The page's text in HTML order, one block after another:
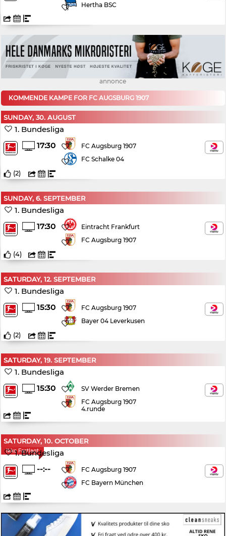
Hertha BSC
annonce
KOMMENDE KAMPE FOR FC AUGSBURG 1907
SUNDAY, 30. AUGUST
1. Bundesliga
17:30
FC Augsburg 1907
FC Schalke 04
(2)
SUNDAY, 6. SEPTEMBER
1. Bundesliga
17:30
Eintracht Frankfurt
FC Augsburg 1907
(4)
SATURDAY, 12. SEPTEMBER
1. Bundesliga
15:30
FC Augsburg 1907
Bayer 04 Leverkusen
(2)
SATURDAY, 19. SEPTEMBER
1. Bundesliga
15:30
SV Werder Bremen
FC Augsburg 1907
4.runde
SATURDAY, 10. OCTOBER
Ikke Fastlagt
1. Bundesliga
--:--
FC Augsburg 1907
FC Bayern München